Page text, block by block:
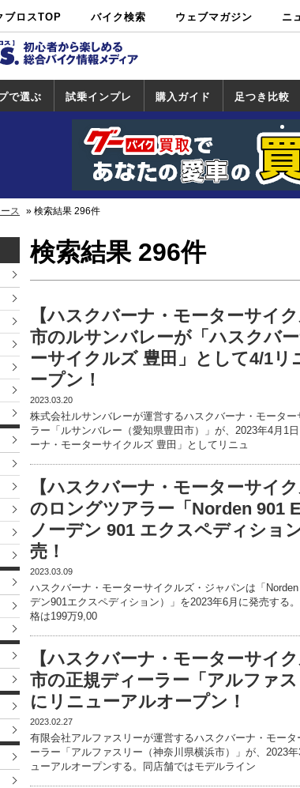
ブロスTOP バイク検索
中古バイ
ク・新車検
カタログ検
索
ショップ検
索
ウェブマガジン ニ
で選ぶ 試乗インプレ
試乗インプレ
一覧
ホンダ
ヤマハ
スズキ
カワサキ
ハーレー
BMW
トライアンフ
ドゥカティ
購入ガイド
一覧
足つき比較
ス 検索結果 296件
検索結果 296件
【ハスクバーナ・モーターサイ
市のルサンバレーが「ハスクバ
ーサイクルズ 豊田」として4/1リ
ープン！
2023.03.20
株式会社ルサンバレーが運営するハスクバーナ・モータ
ラー「ルサンバレー（愛知県豊田市）」が、2023年4月1
ーナ・モーターサイクルズ 豊田」としてリニュ
【ハスクバーナ・モーターサイ
のロングツアラー「Norden 901
ノーデン 901 エクスペディショ
売！
2023.03.09
ハスクバーナ・モーターサイクルズ・ジャパンは「
デン901エクスペディション）」を2023年6月に発売する
格は199万9,00
【ハスクバーナ・モーターサイ
市の正規ディーラー「アルファ
にリニューアルオープン！
2023.02.27
有限会社アルファスリーが運営するハスクバーナ・モータ
ーラー「アルファスリー（神奈川県横浜市）」が、2023
ューアルオープンする。同店舗ではモデルライン